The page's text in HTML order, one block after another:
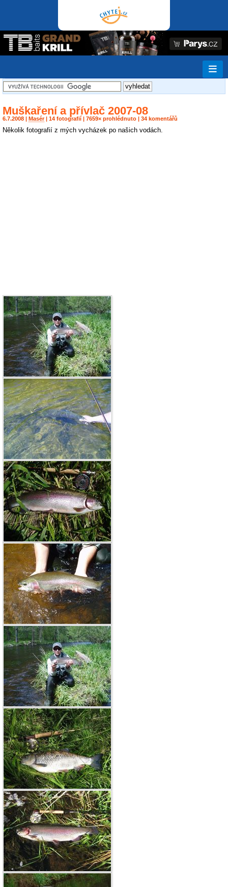
Muškaření a přívlač 2007-08
6.7.2008 | Masér| 14 fotografií | 7659× prohlédnuto | 34 komentářů
Několik fotografií z mých vycházek po našich vodách.